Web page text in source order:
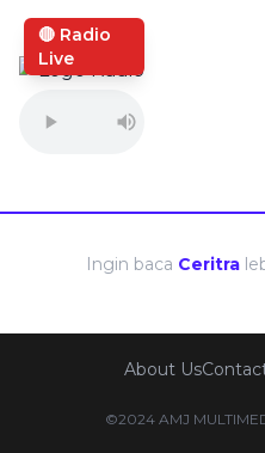
🔴 Radio
Live
Ingin baca Ceritra
About Us
©2024 AMJ